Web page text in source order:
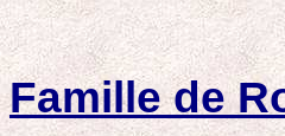
Famille de